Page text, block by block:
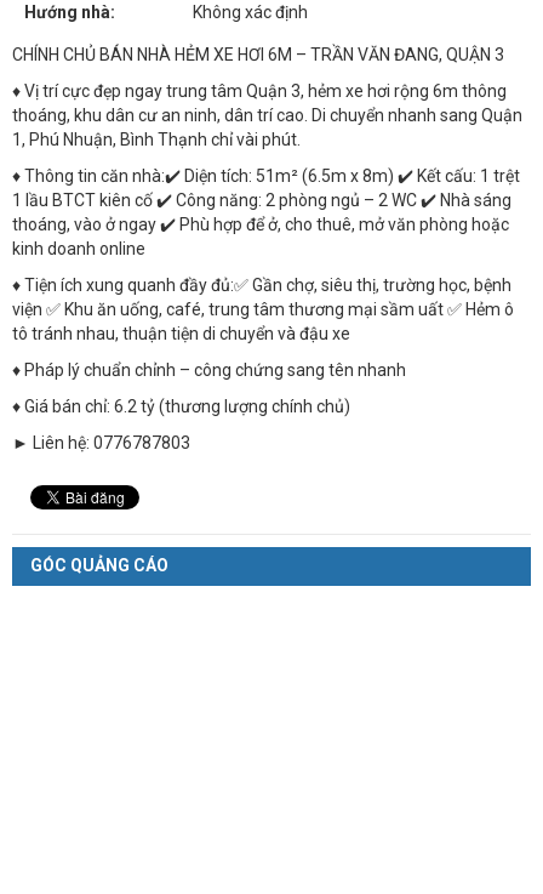
Hướng nhà:
Không xác định
CHÍNH CHỦ BÁN NHÀ HẺM XE HƠI 6M – TRẦN VĂN ĐANG, QUẬN 3
♦ Vị trí cực đẹp ngay trung tâm Quận 3, hẻm xe hơi rộng 6m thông
thoáng, khu dân cư an ninh, dân trí cao. Di chuyển nhanh sang Quận
1, Phú Nhuận, Bình Thạnh chỉ vài phút.
♦ Thông tin căn nhà:✔️ Diện tích: 51m² (6.5m x 8m) ✔️ Kết cấu: 1 trệt
1 lầu BTCT kiên cố ✔️ Công năng: 2 phòng ngủ – 2 WC ✔️ Nhà sáng
thoáng, vào ở ngay ✔️ Phù hợp để ở, cho thuê, mở văn phòng hoặc
kinh doanh online
♦ Tiện ích xung quanh đầy đủ:✅ Gần chợ, siêu thị, trường học, bệnh
viện ✅ Khu ăn uống, café, trung tâm thương mại sầm uất ✅ Hẻm ô
tô tránh nhau, thuận tiện di chuyển và đậu xe
♦ Pháp lý chuẩn chỉnh – công chứng sang tên nhanh
♦ Giá bán chỉ: 6.2 tỷ (thương lượng chính chủ)
► Liên hệ: 0776787803
GÓC QUẢNG CÁO